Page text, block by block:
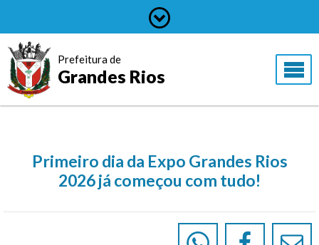
Prefeitura de
Grandes Rios
Primeiro dia da Expo Grandes Rios
2026 já começou com tudo!